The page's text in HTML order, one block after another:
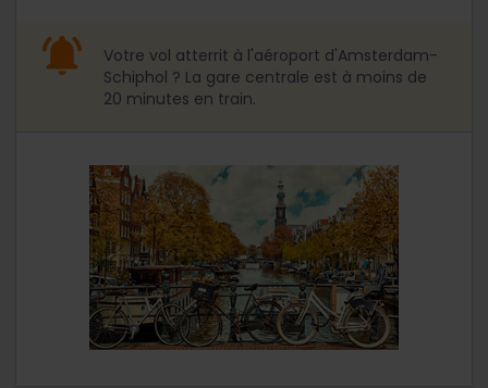
Votre vol atterrit à l'aéroport d'Amsterdam-
Schiphol ? La gare centrale est à moins de
20 minutes en train.